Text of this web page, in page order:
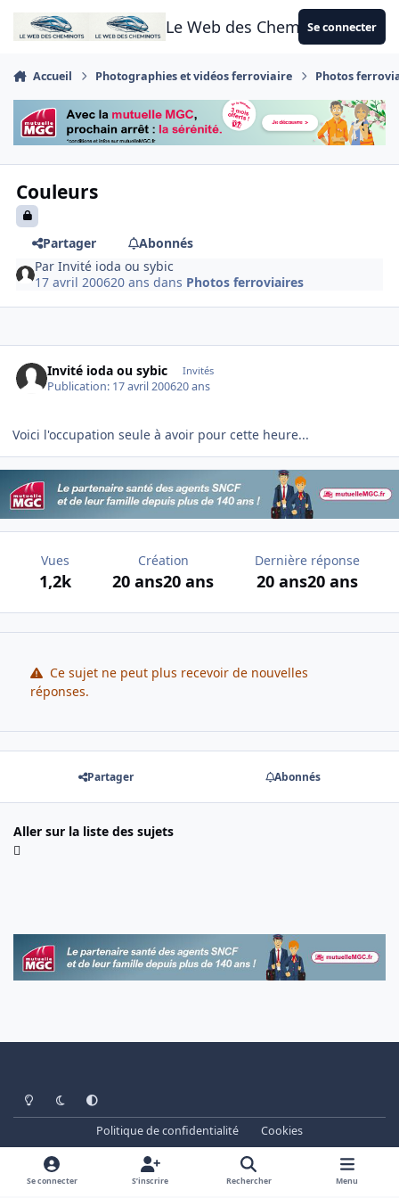
Aller au contenu
Le Web des CheminotsSe connecter
Accueil Photographies et vidéos ferroviaire Photos
Couleurs
Partager
Abonnés
ParInvité ioda ou sybic
17 avril 200620 ans dans Photos ferroviaires
Invité ioda ou sybic Invités
Publication: 17 avril 200620 ans
Voici l'occupation seule à avoir pour cette heure...
Vues
1,2k
Création
20 ans20 ans
Dernière réponse
20 ans20 ans
Ce sujet ne peut plus recevoir de nouvelles
réponses.
Partager Abonnés
Aller sur la liste des sujets
Light ModeDark ModeSystem Preference
Politique de confidentialité
Cookies
www.cheminots.net - Forum Libre depuis 2003
Powered by
Invision Community
Se connecter S’inscrire Rechercher Menu